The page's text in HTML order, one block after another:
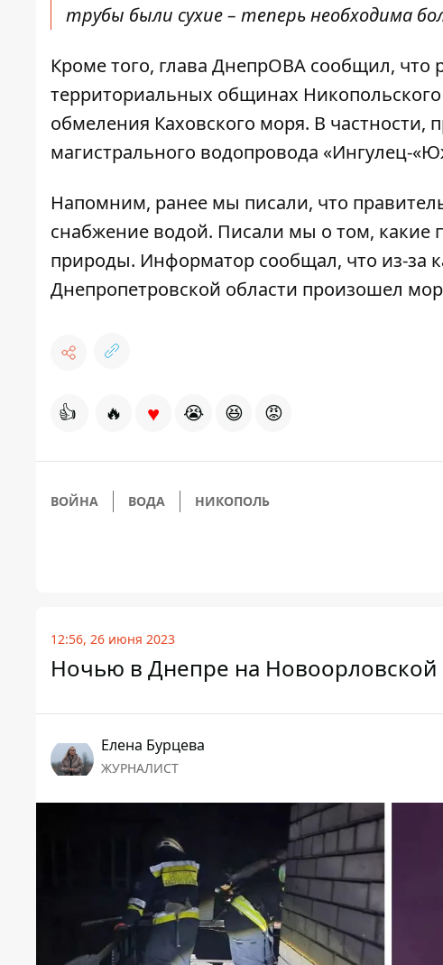
трубы были сухие – теперь необходима
Кроме того, глава ДнепрОВА сообщил, что
территориальных общинах
обмеления Каховского моря. В частности,
магистрального водопровода «Ингулец-
Напомним, ранее мы писали, что
снабжение водой. Писали мы о том, какие
природы. Информатор сообщал, что из-за
Днепропетровской области произошел
👍 🔥 ♥ 😭 😆 😡
ВОЙНА ВОДА НИКОПОЛЬ
12:56, 26 июня 2023
Ночью в Днепре на Новоорловской
Елена Бурцева
ЖУРНАЛИСТ